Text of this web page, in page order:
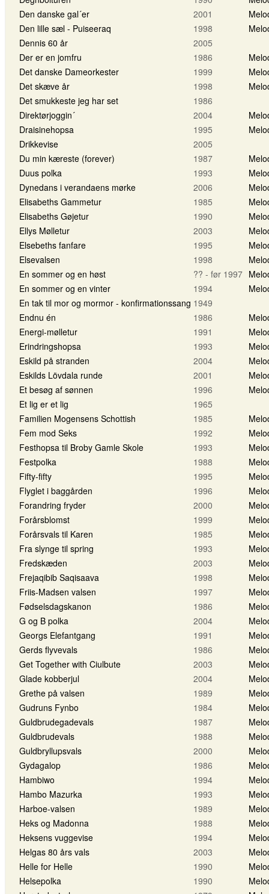
Den danske gal´er
2001
Den lille sæl - Puiseeraq
1998
Dennis 60 år
2005
Der er en jomfru
1986
Det danske Dameorkester
1999
Det skæve år
1998
Det smukkeste jeg har set
1986
Direktørjoggin´
2004
Draisinehopsa
1995
Drikkevise
2005
Du min kæreste (forever)
1987
Duus polka
1993
Dynedans i verandaens mørke
2006
Elisabeths Gammetur
1985
Elisabeths Gøjetur
1990
Ellys Mølletur
2003
Elsebeths fanfare
1995
Elsevalsen
1998
En sommer og en høst
?? - før 1997
En sommer og en vinter
1994
En tak til mor og mormor - konfirmationssang 1949
Endnu én
1986
Energi-mølletur
1991
Erindringshopsa
1993
Eskild på stranden
2004
Eskilds Lövdala runde
2001
Et besøg af sønnen
1996
Et lig er et lig
1965
Familien Mogensens Schottish
1985
Fem mod Seks
1992
Festhopsa til Broby Gamle Skole
1993
Festpolka
1988
Fifty-fifty
1995
Flyglet i baggården
1996
Forandring fryder
2000
Forårsblomst
1999
Forårsvals til Karen
1985
Fra slynge til spring
1993
Fredskæden
2003
Frejaqibib Saqisaava
1998
Friis-Madsen valsen
1997
Fødselsdagskanon
1986
G og B polka
2004
Georgs Elefantgang
1991
Gerds flyvevals
1986
Get Together with Ciulbute
2003
Glade kobberjul
2004
Grethe på valsen
1989
Gudruns Fynbo
1984
Guldbrudegadevals
1987
Guldbrudevals
1988
Guldbryllupsvals
2000
Gydagalop
1986
Hambiwo
1994
Hambo Mazurka
1993
Harboe-valsen
1989
Heks og Madonna
1988
Heksens vuggevise
1994
Helgas 80 års vals
2003
Helle for Helle
1990
Helsepolka
1990